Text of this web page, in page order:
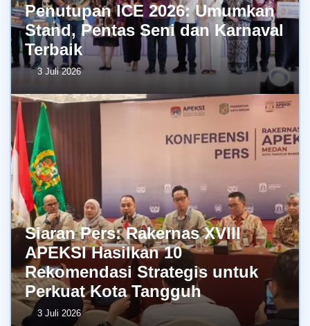
Penutupan ICE 2026: Umumkan
Stand, Pentas Seni dan Karnaval
Terbaik
3 Juli 2026
Siaran Pers: Rakernas XVIII
APEKSI Hasilkan 10
Rekomendasi Strategis untuk
Perkuat Kota Tangguh
3 Juli 2026